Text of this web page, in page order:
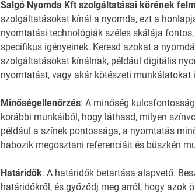
Salgó Nyomda Kft szolgáltatásai körének
szolgáltatásokat kínál a nyomda, ezt a
nyomtatási technológiák széles skálája
specifikus igényeinek. Keresd azokat a
szolgáltatásokat kínálnak, például digitális
nyomtatást, vagy akár kötészeti munkálatokat
Minőségellenőrzés: A minőség
korábbi munkáiból, hogy láthasd, milyen
például a színek pontossága, a nyomtatás
habozik megosztani referenciáit és büszkén
Határidők: A határidők betartása alapvető.
határidőkről, és győződj meg arról, hogy azok